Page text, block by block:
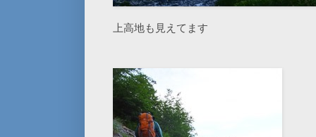
上高地も見えてます